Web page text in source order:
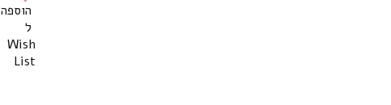
הוספה
ל
Wish
List